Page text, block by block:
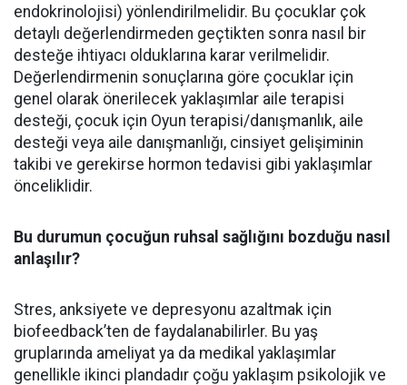
endokrinolojisi) yönlendirilmelidir. Bu çocuklar çok
detaylı değerlendirmeden geçtikten sonra nasıl bir
desteğe ihtiyacı olduklarına karar verilmelidir.
Değerlendirmenin sonuçlarına göre çocuklar için
genel olarak önerilecek yaklaşımlar aile terapisi
desteği, çocuk için Oyun terapisi/danışmanlık, aile
desteği veya aile danışmanlığı, cinsiyet gelişiminin
takibi ve gerekirse hormon tedavisi gibi yaklaşımlar
önceliklidir.
Bu durumun çocuğun ruhsal sağlığını bozduğu nasıl
anlaşılır?
Stres, anksiyete ve depresyonu azaltmak için
biofeedback’ten de faydalanabilirler. Bu yaş
gruplarında ameliyat ya da medikal yaklaşımlar
genellikle ikinci plandadır çoğu yaklaşım psikolojik ve